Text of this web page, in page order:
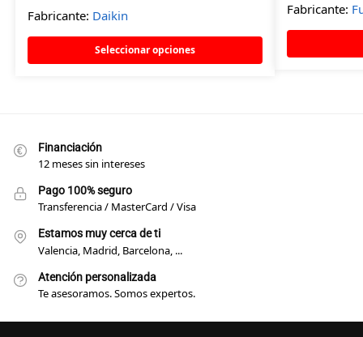
Fabricante: Daikin
Seleccionar opciones
Fabricante:
Financiación
12 meses sin intereses
Pago 100% seguro
Transferencia / MasterCard / Visa
Estamos muy cerca de ti
Valencia, Madrid, Barcelona, ...
Atención personalizada
Te asesoramos. Somos expertos.